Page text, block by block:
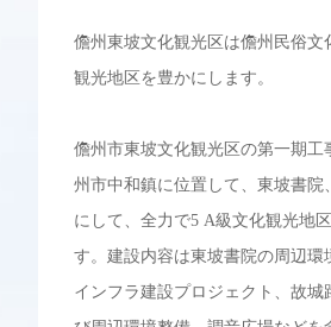
儋州東坡文化観光区は儋州民俗
観光地区を豊かにします。
儋州市東坡文化観光区の第一期
州市中和鎮に位置して、東坡書
にして、全力で5 A級文化観光地
す。建設内容は東坡書院の周辺
インフラ建設プロジェクト、故